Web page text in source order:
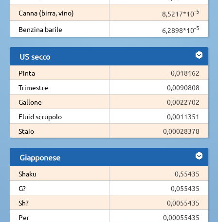
Canna (birra, vino)
8,5217*10-5
Benzina barile 6,2898*10-5
US secco
Pinta
0,018162
Trimestre
0,0090808
Gallone
0,0022702
Fluid scrupolo
0,0011351
Staio
0,00028378
Giapponese
Shaku
0,55435
G?
0,055435
Sh?
0,0055435
Per
0,00055435